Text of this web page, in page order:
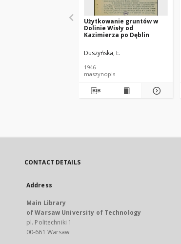
Użytkowanie gruntów w
Dolinie Wisły od
Kazimierza po Dęblin
Duszyńska, E.
1946
maszynopis
CONTACT DETAILS
Address
Main Library
of Warsaw University of Technology
pl. Politechniki 1
00-661 Warsaw